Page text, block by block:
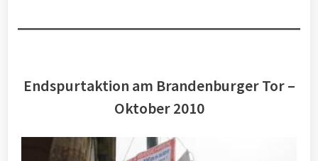
Endspurtaktion am Brandenburger Tor –
Oktober 2010